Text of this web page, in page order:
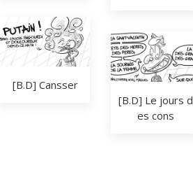
[B.D] Cansser
[B.D] Le jours d
es cons